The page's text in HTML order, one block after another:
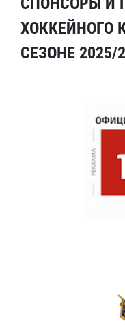
ХОККЕЙНОГО
СЕЗОНЕ 2025/